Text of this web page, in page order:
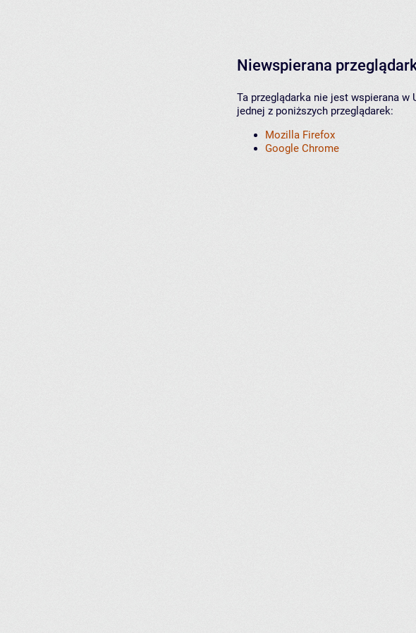
Niewspierana
Ta przeglądarka nie jest wspierana w
jednej z poniższych przeglądarek:
Mozilla Firefox
Google Chrome